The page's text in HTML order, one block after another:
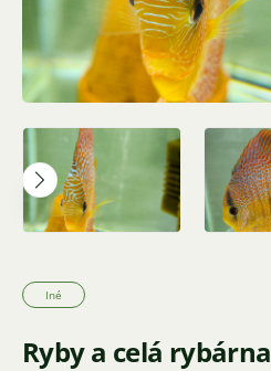
Iné
Ryby a celá rybárna